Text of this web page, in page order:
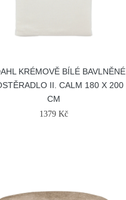
KRÉMOVĚ BÍLÉ BAVLNĚNÉ
II. CALM 180 X 200
CM
1379 Kč